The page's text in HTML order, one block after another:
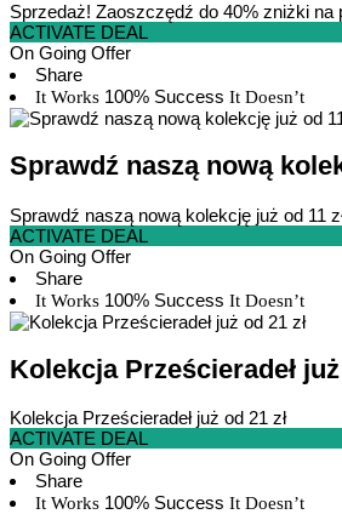
Sprzedaż! Zaoszczędź do 40% zniżki
ACTIVATE DEAL
On Going Offer
Share
It Works 100% Success It Doesn’t
Sprawdź naszą nową
Sprawdź naszą nową kolekcję już od 11
ACTIVATE DEAL
On Going Offer
Share
It Works 100% Success It Doesn’t
Kolekcja Prześcieradeł już
Kolekcja Prześcieradeł już od 21 zł
ACTIVATE DEAL
On Going Offer
Share
It Works 100% Success It Doesn’t